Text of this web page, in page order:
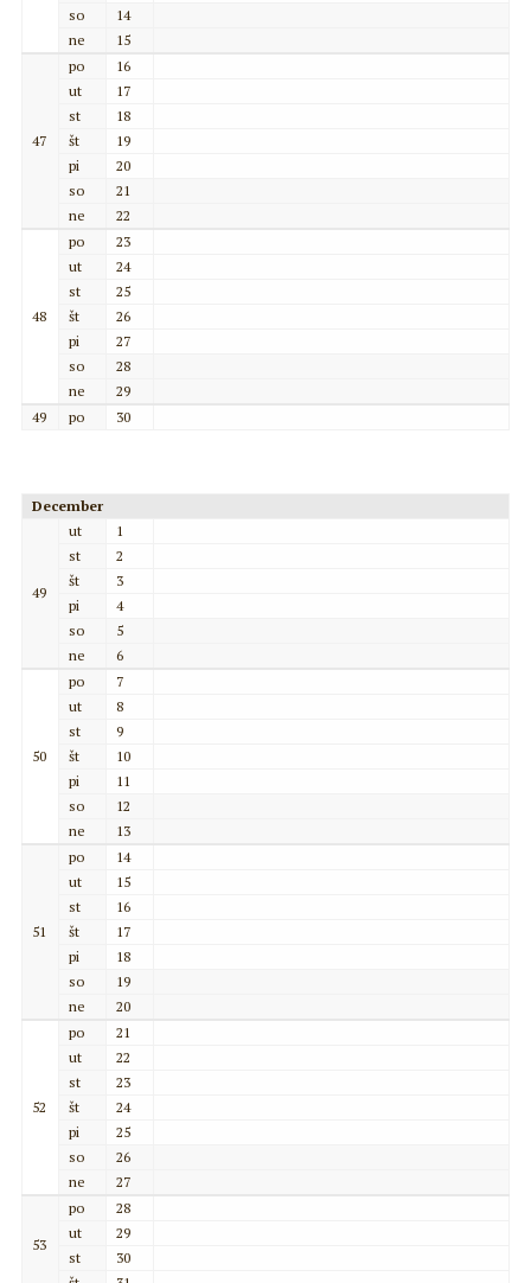
so
14
ne
15
47
po
16
ut
17
st
18
št
19
pi
20
so
21
ne
22
48
po
23
ut
24
st
25
št
26
pi
27
so
28
ne
29
49
po 30
December
49
ut
1
st
2
št
3
pi
4
so
5
ne
6
50
po
7
ut
8
st
9
št
10
pi
11
so
12
ne
13
51
po
14
ut
15
st
16
št
17
pi
18
so
19
ne
20
52
po
21
ut
22
st
23
št
24
pi
25
so
26
ne
27
53
po
28
ut
29
st
30